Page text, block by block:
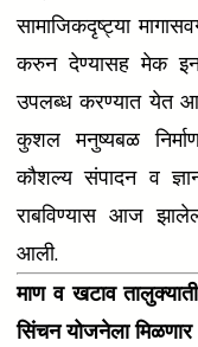
सामाजिकदृष्ट्या
करुन देण्यासह मेक इन
उपलब्ध करण्यात येत
कुशल मनुष्यबळ
कौशल्य संपादन व
राबविण्यास आज
आली.
माण व खटाव
सिंचन योजनेला